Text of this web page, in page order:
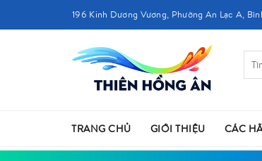
196 Kinh Dương Vương, Phường An Lạc A,
TRANG CHỦ GIỚI THIỆU CÁC